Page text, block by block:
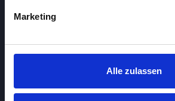
Marketing
Alle zulassen
ÜberInvestspiel